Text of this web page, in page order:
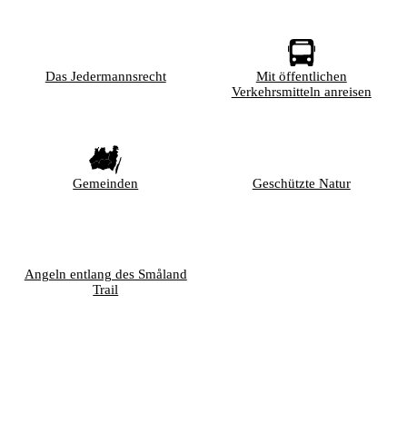
Das Jedermannsrecht
Mit öffentlichen
Verkehrsmitteln anreisen
Gemeinden Geschützte Natur
Angeln entlang des Småland
Trail